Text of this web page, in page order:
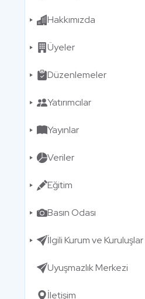
Hakkımızda
Üyeler
Düzenlemeler
Yatırımcılar
Yayınlar
Veriler
Eğitim
Basın Odası
İlgili Kurum ve Kuruluşlar
Uyuşmazlık Merkezi
İletişim